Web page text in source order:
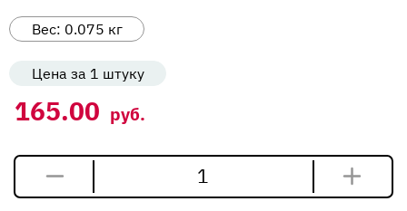
Вес: 0.075 кг
Цена за 1 штуку
165.00 руб.
товара